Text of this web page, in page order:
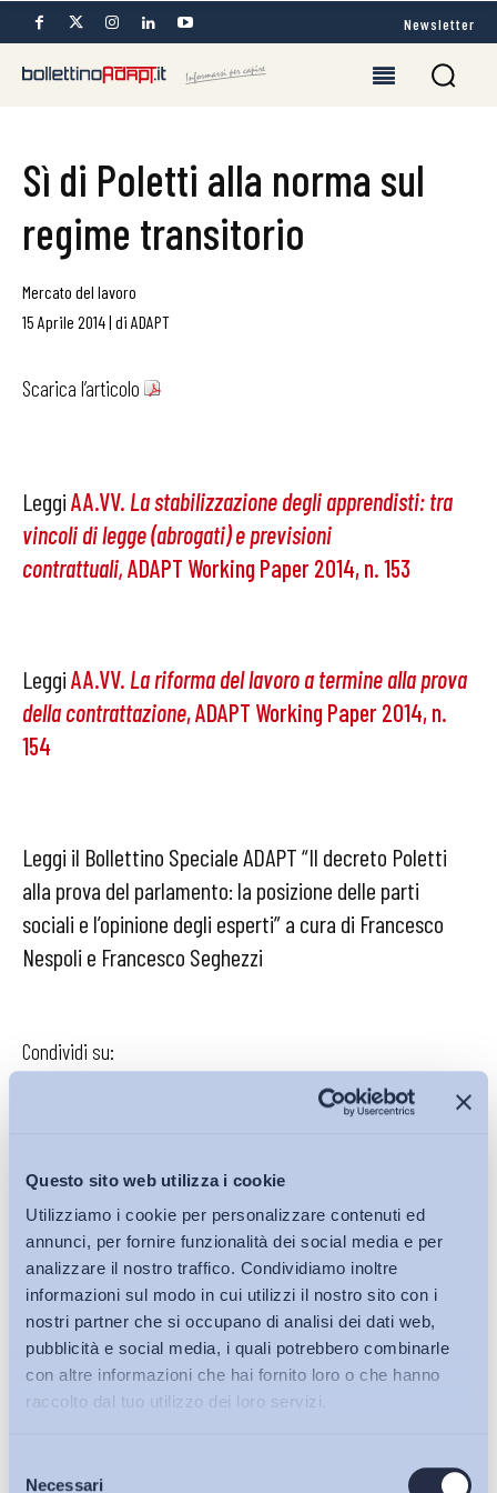
Questo sito web utilizza i cookie
Utilizziamo i cookie per personalizzare contenuti ed
annunci, per fornire funzionalità dei social media e per
analizzare il nostro traffico. Condividiamo inoltre
informazioni sul modo in cui utilizzi il nostro sito con i
nostri partner che si occupano di analisi dei dati web,
pubblicità e social media, i quali potrebbero combinarle
con altre informazioni che hai fornito loro o che hanno
raccolto dal tuo utilizzo dei loro servizi.
delNecessariBollettini ADAPT
Newsletter
Sì di Poletti alla norma sul
regime transitorio
Mercato del lavoro
15 Aprile 2014| di ADAPT
Scarica l’articolo
LeggiAA.VV. La stabilizzazione degli apprendisti: tra
vincoli di legge (abrogati) e previsioni
contrattuali,ADAPT Working Paper 2014, n. 153
LeggiAA.VV. La riforma del lavoro a termine alla prova
della contrattazione, ADAPT Working Paper 2014, n.
154
Leggi il Bollettino Speciale ADAPT “Il decreto Poletti
alla prova del parlamento: la posizione delle parti
sociali e l’opinione degli esperti” a cura di Francesco
Nespoli e Francesco Seghezzi
Condividi su:
Iscriviti alla Newsletter